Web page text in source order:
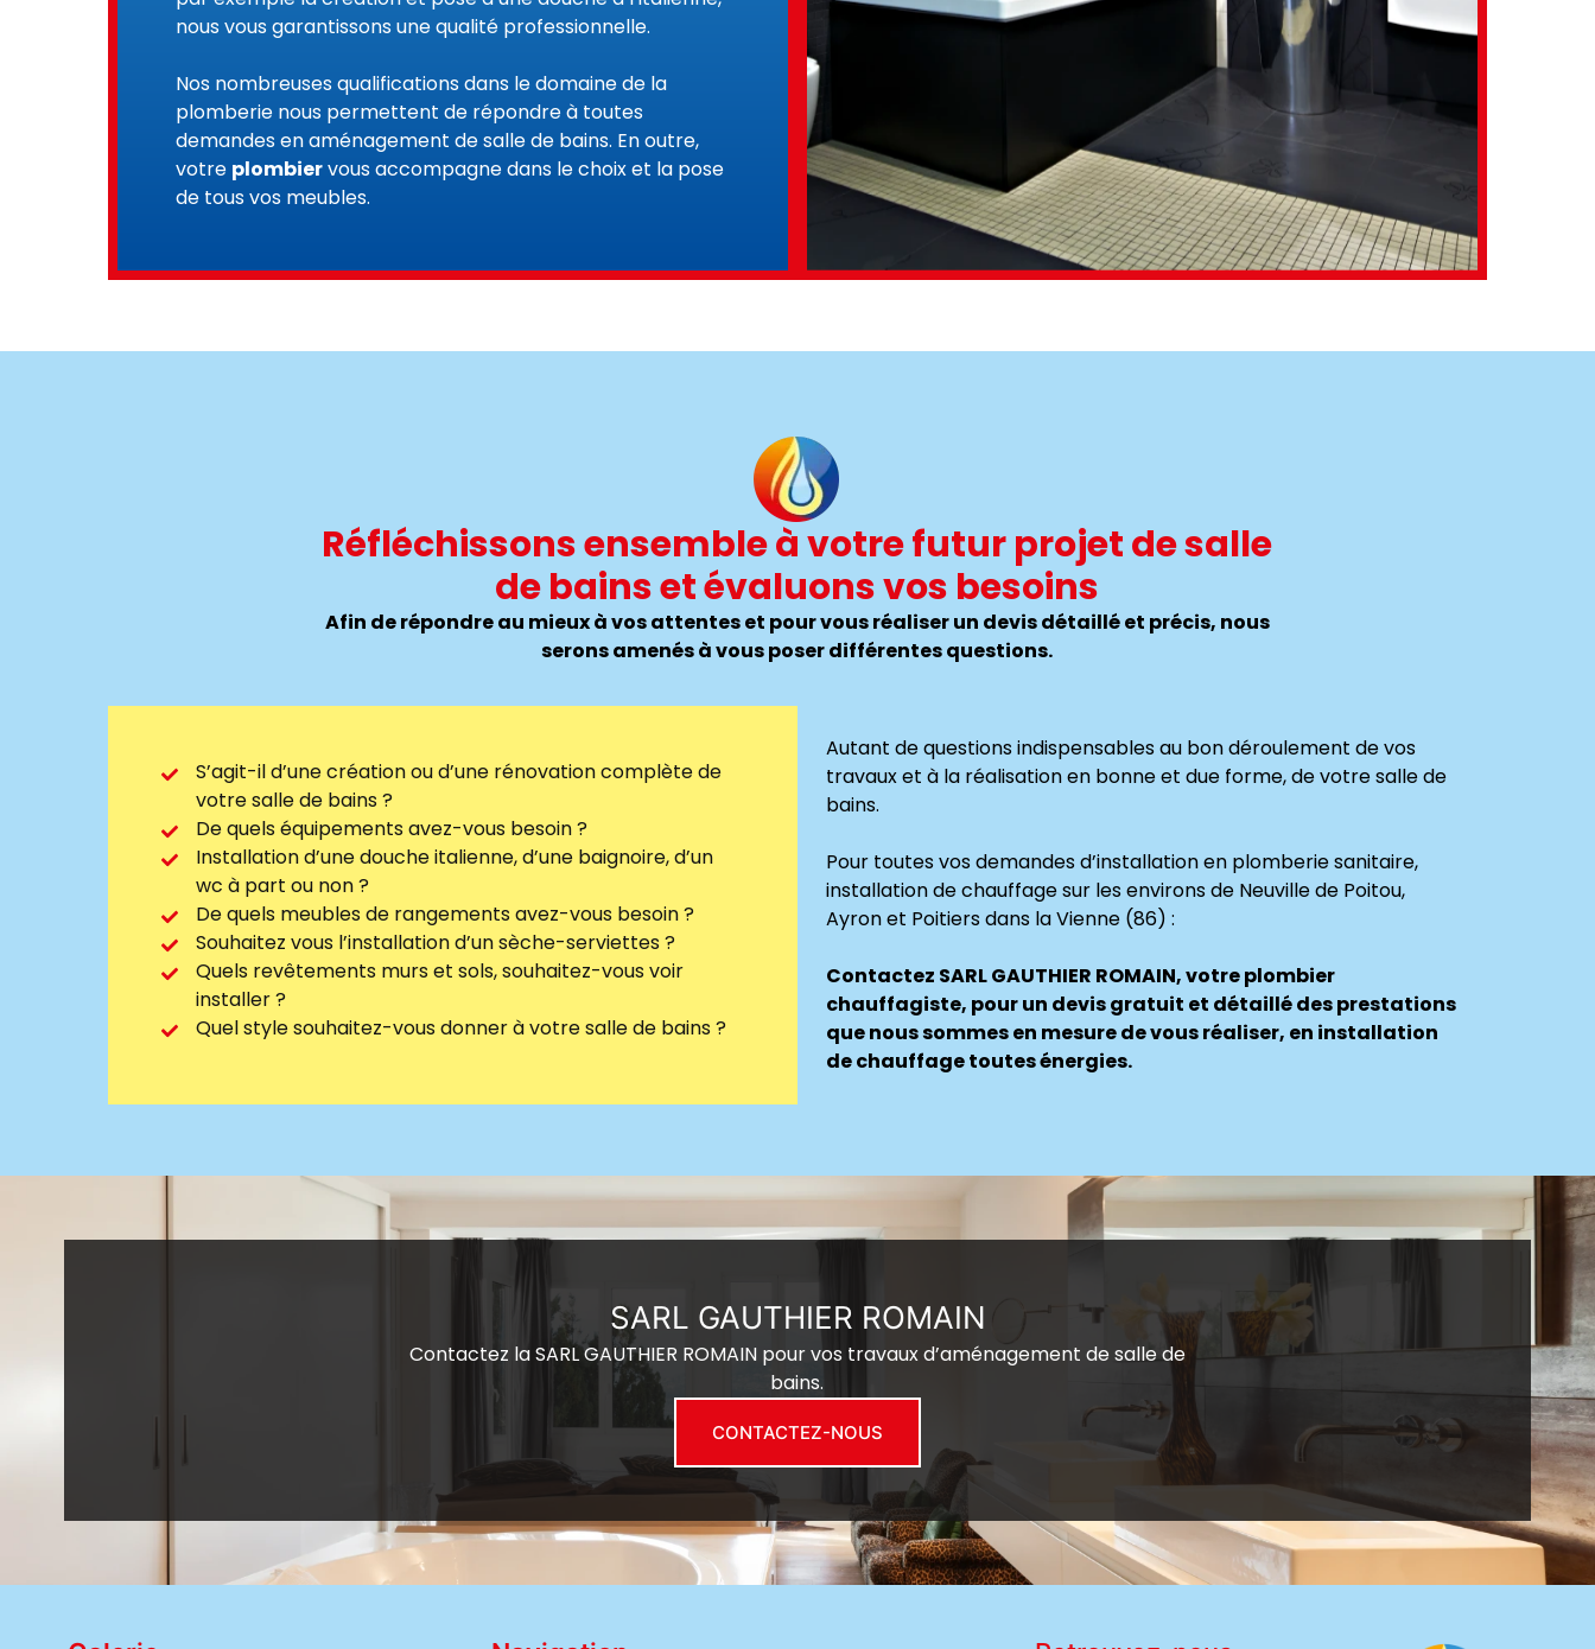
nous vous garantissons une qualité professionnelle.
Nos nombreuses qualifications dans le domaine de la
plomberie nous permettent de répondre à toutes
demandes en aménagement de salle de bains. En outre,
votre plombiervous accompagne dans le choix et la pose
de tous vos meubles.
Réfléchissons ensemble à votre futur projet de salle
de bains et évaluons vos besoins
Afin de répondre au mieux à vos attentes et pour vous réaliser un devis détaillé et précis, nous
serons amenés à vous poser différentes questions.
S’agit-il d’une création ou d’une rénovation complète de
votre salle de bains ?
De quels équipements avez-vous besoin ?
Installation d’une douche italienne, d’une baignoire, d’un
wc à part ou non ?
De quels meubles de rangements avez-vous besoin ?
Souhaitez vous l’installation d’un sèche-serviettes ?
Quels revêtements murs et sols, souhaitez-vous voir
installer ?
Quel style souhaitez-vous donner à votre salle de bains ?
Autant de questions indispensables au bon déroulement de vos
travaux et à la réalisation en bonne et due forme, de votre salle de
bains.
Pour toutes vos demandes d’installation en plomberie sanitaire,
installation de chauffage sur les environs de Neuville de Poitou,
Ayron et Poitiers dans la Vienne (86) :
Contactez SARL GAUTHIER ROMAIN, votre plombier
chauffagiste, pour un devis gratuit et détaillé des prestations
que nous sommes en mesure de vous réaliser, en installation
de chauffage toutes énergies.
SARL GAUTHIER ROMAIN
Contactez la SARL GAUTHIER ROMAIN pour vos travaux d’aménagement de salle de
bains.
CONTACTEZ-NOUS